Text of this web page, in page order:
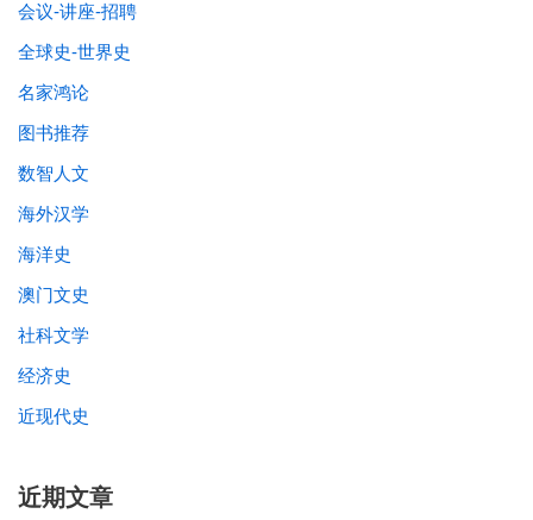
会议-讲座-招聘
全球史-世界史
名家鸿论
图书推荐
数智人文
海外汉学
海洋史
澳门文史
社科文学
经济史
近现代史
近期文章